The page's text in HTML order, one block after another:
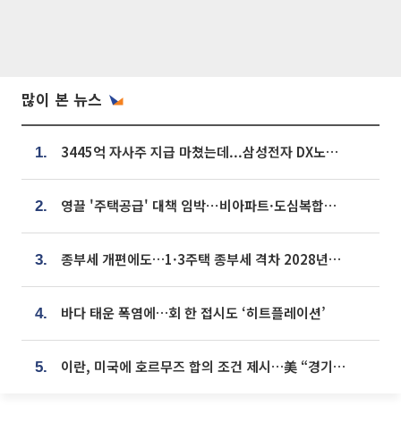
많이 본 뉴스
1. 3445억 자사주 지급 마쳤는데...삼성전자 DX노조, 뒤늦은 '떼쓰기 집회'
2. 영끌 '주택공급' 대책 임박⋯비아파트·도심복합까지 총동원
3. 종부세 개편에도…1·3주택 종부세 격차 2028년부터 확대
4. 바다 태운 폭염에…회 한 접시도 ‘히트플레이션’
5. 이란, 미국에 호르무즈 합의 조건 제시…美 “경기 아직 안 끝나” [종합]